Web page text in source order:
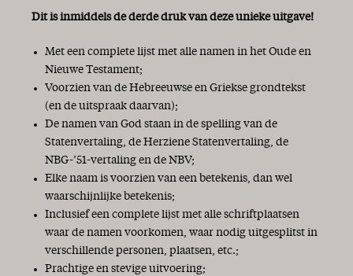
Dit is inmiddels de derde druk van deze unieke uitgave!
Met een complete lijst met alle namen in het Oude en
Nieuwe Testament;
Voorzien van de Hebreeuwse en Griekse grondtekst
(en de uitspraak daarvan);
De namen van God staan in de spelling van de
Statenvertaling, de Herziene Statenvertaling, de
NBG-’51-vertaling en de NBV;
Elke naam is voorzien van een betekenis, dan wel
waarschijnlijke betekenis;
Inclusief een complete lijst met alle schriftplaatsen
waar de namen voorkomen, waar nodig uitgesplitst in
verschillende personen, plaatsen, etc.;
Prachtige en stevige uitvoering;